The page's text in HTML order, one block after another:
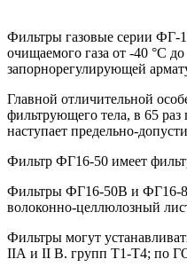
Фильтры газовые серии ФГ-
очищаемого газа от -40 °С
запорнорегулирующей
Главной отличительной
фильтрующего тела, в 65 раз
наступает предельно-
Фильтр ФГ16-50 имеет
Фильтры ФГ16-50В и ФГ16-
волоконно-целлюлозный
Фильтры могут
IIА и II В. групп Т1-Т4; по